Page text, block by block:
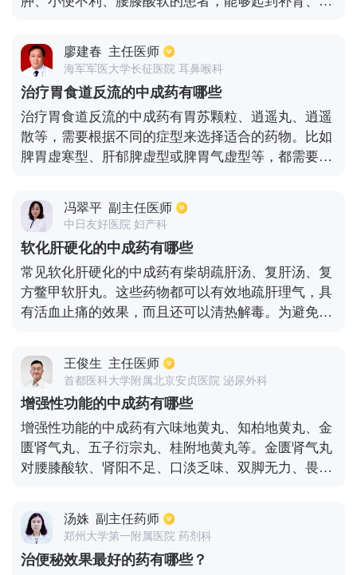
差的患者，有利水消肿、补肾壮阳的效果；复方玄驹
胶囊多用于腰膝酸软、肾阳不足、强直性脊柱炎的治
疗；生龙强肾片对气虚、胃寒、乏力的患者有益肾固
精、补肾壮阳的作用。
廖建春 主任医师
海军军医大学长征医院 耳鼻喉科
治疗胃食道反流的中成药有哪些
治疗胃食道反流的中成药有胃苏颗粒、逍遥丸、逍遥
散等，需要根据不同的症型来选择适合的药物。比如
脾胃虚寒型、肝郁脾虚型或脾胃气虚型等，都需要服
也不错，所以到医院做相应的检查服用适合的药物治
疗，即可达到很好的效果。
冯翠平 副主任医师
中日友好医院 妇产科
软化肝硬化的中成药有哪些
常见软化肝硬化的中成药有柴胡疏肝汤、复肝汤、复
方鳖甲软肝丸。这些药物都可以有效地疏肝理气，具
有活血止痛的效果，而且还可以清热解毒。为避免肝
的心态，而且要注意合理的运动，平时要增强蛋白质
食物的摄入弱势，腹腔内有积水的情况要减少盐的食
用量。一旦出现肝腹水，会增加治疗的难度，要及时
到医院检查，根据医生的安排进行治疗。
王俊生 主任医师
首都医科大学附属北京安贞医院 泌尿外科
增强性功能的中成药有哪些
增强性功能的中成药有六味地黄丸、知柏地黄丸、金
匮肾气丸、五子衍宗丸、桂附地黄丸等。金匮肾气丸
对腰膝酸软、肾阳不足、口淡乏味、双脚无力、畏冷
适用于患者出现的腰膝酸软、头晕、肾精不足等症
状。
汤姝 副主任药师
郑州大学第一附属医院 药剂科
治便秘效果最好的药有哪些？